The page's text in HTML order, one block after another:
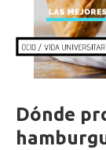
Dónde